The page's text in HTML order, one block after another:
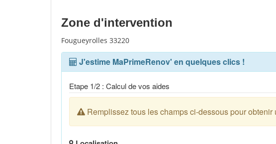
Zone d'intervention
Fougueyrolles 33220